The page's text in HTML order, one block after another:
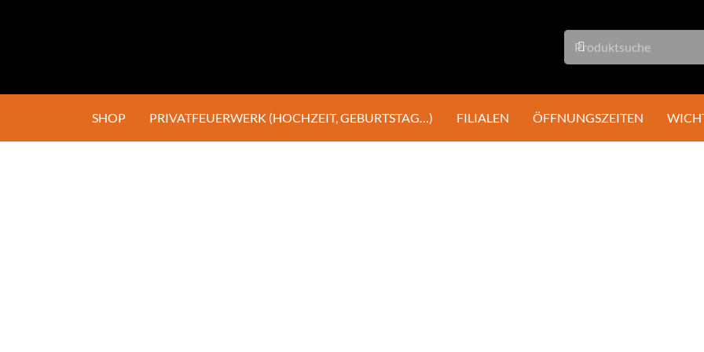
SHOP PRIVATFEUERWERK (HOCHZEIT, GEBURTSTAG…) FILIALEN ÖFFNUNGSZEITEN